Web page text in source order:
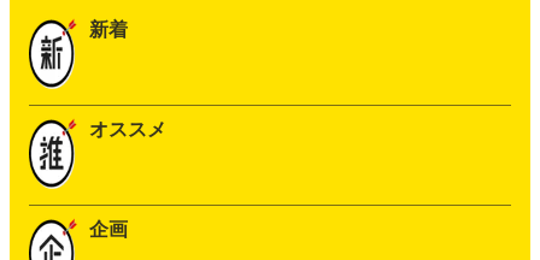
新着
オススメ
企画